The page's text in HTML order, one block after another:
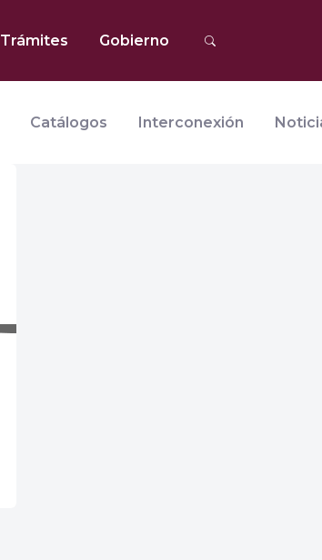
Trámites Gobierno
Catálogos Interconexión